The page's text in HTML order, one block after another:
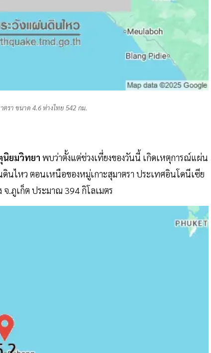
รา ขนาด 4.6 ห่างไทย 542 กม.
นิยมวิทยา พบว่าตั้งแต่ช่วงเที่ยงของวันนี้ เกิดเหตุการณ์แผ่น
นไหว ตอนเหนือของหมู่เกาะสุมาตรา ประเทศอินโดนีเซีย
จ.ภูเก็ต ประมาณ 394 กิโลเมตร